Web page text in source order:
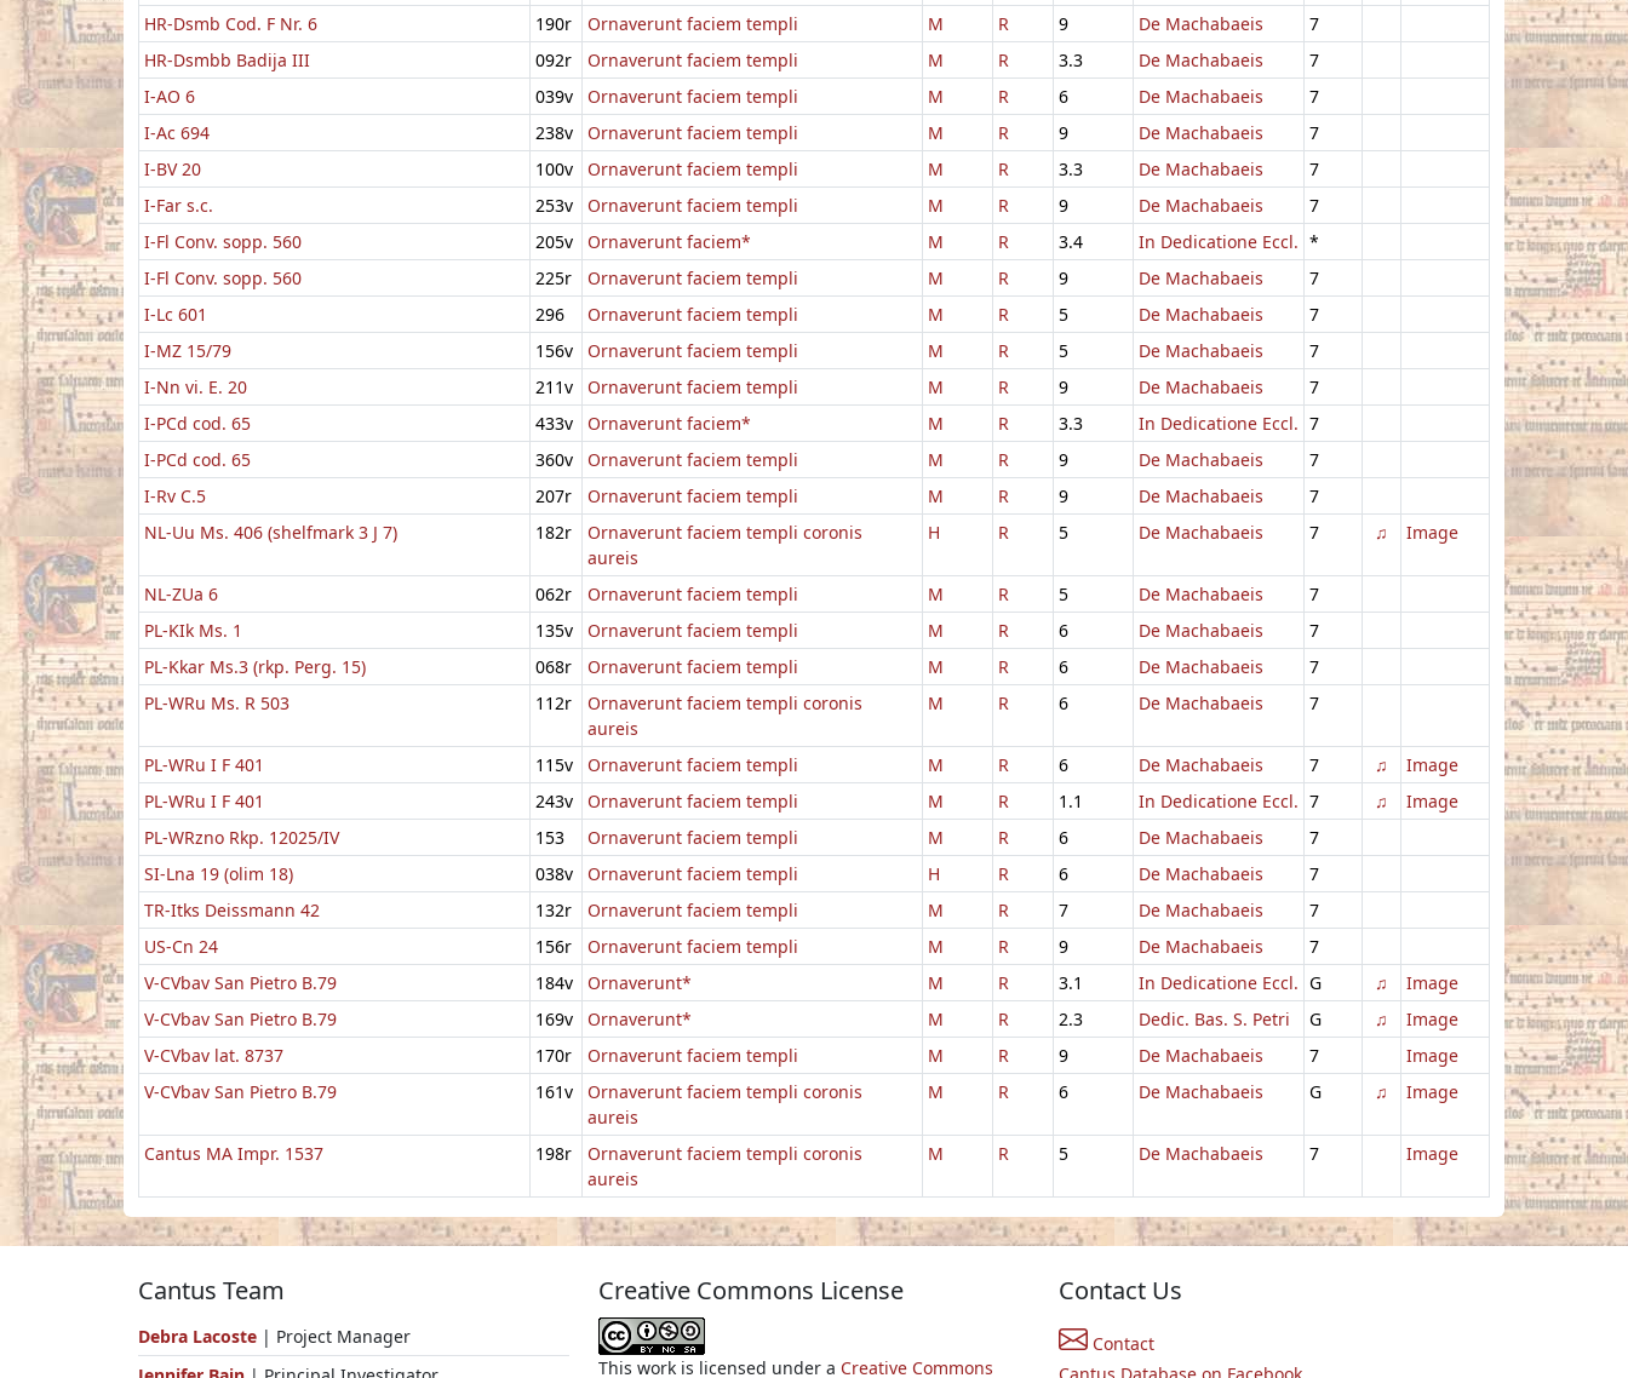
HR-Dsmb Cod. F Nr. 6
190r Ornaverunt faciem templi M R 9 De Machabaeis
7
HR-Dsmbb Badija III
092r Ornaverunt faciem templi M R 3.3 De Machabaeis
7
I-AO 6
039v Ornaverunt faciem templi M R 6 De Machabaeis
7
I-Ac 694
238v Ornaverunt faciem templi M R 9 De Machabaeis
7
I-BV 20
100v Ornaverunt faciem templi M R 3.3 De Machabaeis
7
I-Far s.c.
253v Ornaverunt faciem templi M R 9 De Machabaeis
7
I-Fl Conv. sopp. 560
205v Ornaverunt faciem* M R 3.4 In Dedicatione Eccl. *
I-Fl Conv. sopp. 560
225r Ornaverunt faciem templi M R 9 De Machabaeis
7
I-Lc 601
296 Ornaverunt faciem templi M R 5 De Machabaeis
7
I-MZ 15/79
156v Ornaverunt faciem templi M R 5 De Machabaeis
7
I-Nn vi. E. 20
211v Ornaverunt faciem templi M R 9 De Machabaeis
7
I-PCd cod. 65
433v Ornaverunt faciem* M R 3.3 In Dedicatione Eccl. 7
I-PCd cod. 65
360v Ornaverunt faciem templi M R 9 De Machabaeis
7
I-Rv C.5
207r Ornaverunt faciem templi M R 9 De Machabaeis
7
NL-Uu Ms. 406 (shelfmark 3 J 7)
182r
Ornaverunt faciem templi coronis
aureis
H R 5 De Machabaeis 7 ♫ Image
NL-ZUa 6 062r Ornaverunt faciem templi M R 5 De Machabaeis
7
PL-KIk Ms. 1
135v Ornaverunt faciem templi M R 6 De Machabaeis
7
PL-Kkar Ms.3 (rkp. Perg. 15)
068r Ornaverunt faciem templi M R 6 De Machabaeis
7
PL-WRu Ms. R 503
112r
Ornaverunt faciem templi coronis
aureis
M R 6 De Machabaeis 7
PL-WRu I F 401 115v Ornaverunt faciem templi M R 6 De Machabaeis 7 ♫
Image
PL-WRu I F 401
243v Ornaverunt faciem templi M R 1.1 In Dedicatione Eccl. 7 ♫
Image
PL-WRzno Rkp. 12025/IV
153 Ornaverunt faciem templi M R 6 De Machabaeis
7
SI-Lna 19 (olim 18)
038v Ornaverunt faciem templi H R 6 De Machabaeis
7
TR-Itks Deissmann 42
132r Ornaverunt faciem templi M R 7 De Machabaeis
7
US-Cn 24
156r Ornaverunt faciem templi M R 9 De Machabaeis
7
V-CVbav San Pietro B.79
184v Ornaverunt* M R 3.1 In Dedicatione Eccl. G ♫
Image
V-CVbav San Pietro B.79
169v Ornaverunt* M R 2.3 Dedic. Bas. S. Petri G ♫
Image
V-CVbav lat. 8737
170r Ornaverunt faciem templi M R 9 De Machabaeis 7
Image
V-CVbav San Pietro B.79
161v
Ornaverunt faciem templi coronis
aureis
M R 6 De Machabaeis G ♫ Image
Cantus MA Impr. 1537 198r
Ornaverunt faciem templi coronis
aureis
M R 5 De Machabaeis 7 Image
Cantus Team
Debra Lacoste | Project Manager
Creative Commons License
This work is licensed under a Creative Commons
Contact Us
Contact